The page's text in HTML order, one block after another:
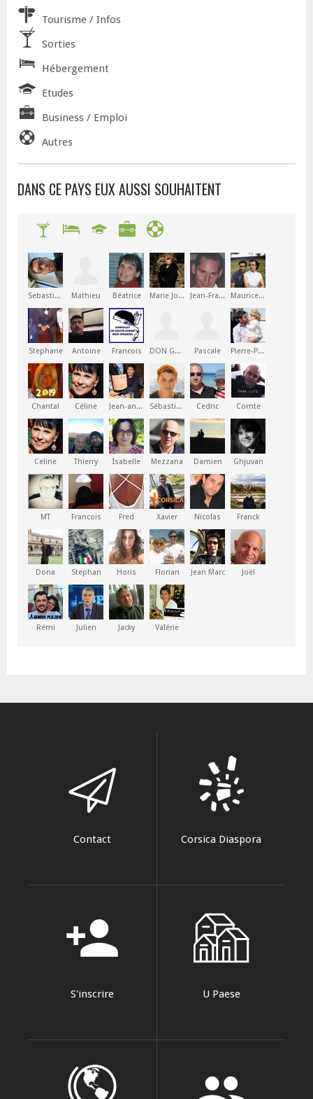
Tourisme / Infos
Sorties
Hébergement
Etudes
Business / Emploi
Autres
DANS CE PAYS EUX AUSSI SOUHAITENT
Sebastien Mathieu Béatrice Marie Joséphine Jean-François Maurice Marius Joseph
Stephane Antoine Francois DON GHJACUMU Pascale Pierre-Paul
Chantal Céline Jean-antoine Sébastien Cedric Comte
Celine Thierry Isabelle Mezzana Damien Ghjuvan
MT Francois Fred Xavier Nicolas Franck
Dona Stephan Horis Florian Jean Marc Joël
Rémi Julien Jacky Valérie
Contact Corsica Diaspora
person_add
S'inscrire U Paese